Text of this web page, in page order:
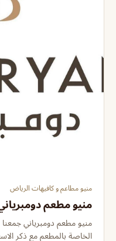
منيو مطاعم و كافيهات الرياض
منيو مطعم
منيو مطعم دومبرياني
الخاصة بالمطعم مع ذكر